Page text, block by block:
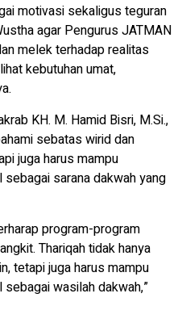
motivasi sekaligus teguran
agar Pengurus JATMAN
melek terhadap realitas
kebutuhan umat,
KH. M. Hamid Bisri, M.Si.,
sebatas wirid dan
juga harus mampu
sarana dakwah yang
program-program
Thariqah tidak hanya
tetapi juga harus mampu
wasilah dakwah,”